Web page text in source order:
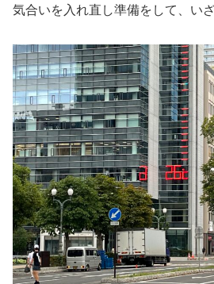
気合いを入れ直し準備をして、い